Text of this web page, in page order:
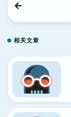
相关文章